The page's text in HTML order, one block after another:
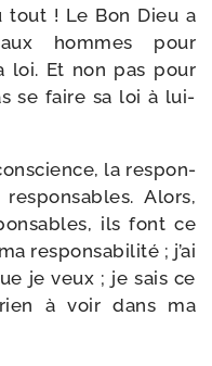
tout ! Le Bon Dieu a
hommes pour
loi. Et non pas pour
se faire sa loi à lui-
la res­pon­
Alors,
ils font ce
res­pon­sa­bi­li­té ; j’ai
je veux ; je sais ce
à voir dans ma